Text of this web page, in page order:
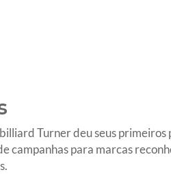
Turner deu seus primeiros
para marcas